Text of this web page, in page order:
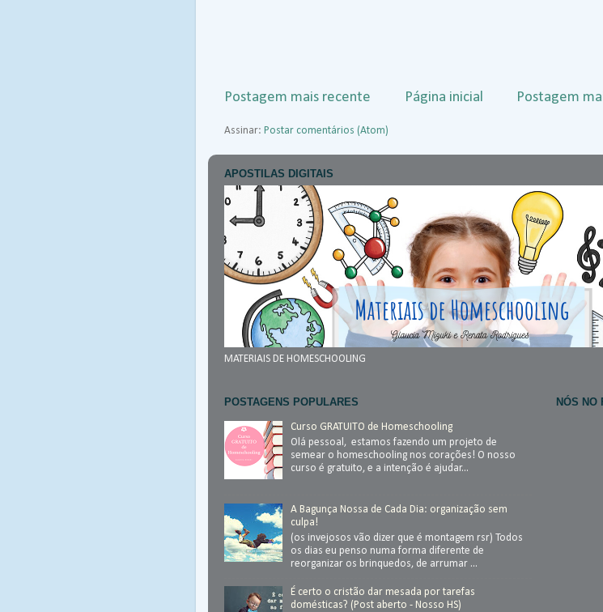
Postagem mais recente Postagem
Página inicial
Assinar: Postar comentários (Atom)
APOSTILAS DIGITAIS
MATERIAIS DE HOMESCHOOLING
POSTAGENS POPULARES
Curso GRATUITO de Homeschooling
Olá pessoal, estamos fazendo um projeto de
semear o homeschooling nos corações! O nosso
curso é gratuito, e a intenção é ajudar...
A Bagunça Nossa de Cada Dia: organização sem
culpa!
(os invejosos vão dizer que é montagem rsr) Todos
os dias eu penso numa forma diferente de
reorganizar os brinquedos, de arrumar ...
É certo o cristão dar mesada por tarefas
domésticas? (Post aberto - Nosso HS)
NÓS NO